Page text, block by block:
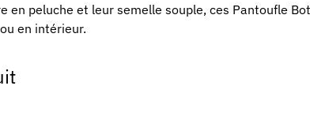
en peluche et leur semelle souple, ces Pantoufle
en intérieur.